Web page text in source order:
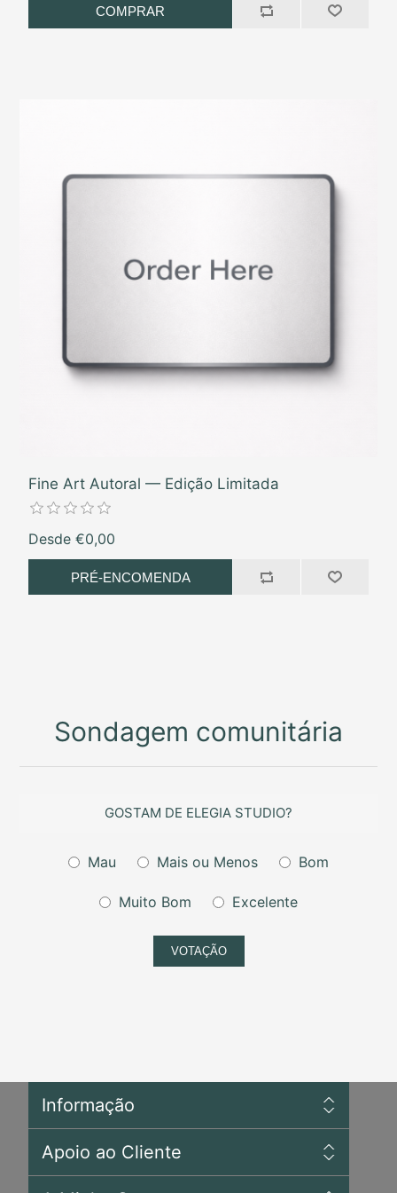
COMPRAR
Fine Art Autoral — Edição Limitada
Desde €0,00
PRÉ-ENCOMENDA
Sondagem comunitária
GOSTAM DE ELEGIA STUDIO?
Mau Mais ou Menos Bom
Muito Bom Excelente
VOTAÇÃO
Informação
Envios e Devoluções
Privacidade
Apoio ao Cliente